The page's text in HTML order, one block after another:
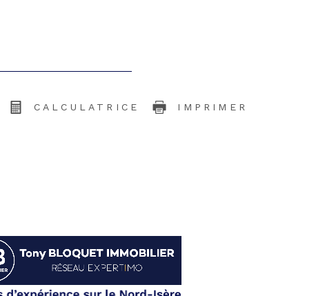
CALCULATRICE IMPRIMER